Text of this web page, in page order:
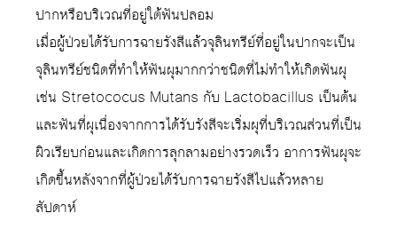
ปากหรือบริเวณที่อยู่ใต้ฟันปลอม
เมื่อผู้ป่วยได้รับการฉายรังสีแล้วจุลินทรีย์ที่อยู่ในปากจะเป็น
จุลินทรีย์ชนิดที่ทำให้ฟันผุมากกว่าชนิดที่ไม่ทำให้เกิดฟันผุ
เช่น Stretococus Mutans กับ Lactobacillus เป็นต้น
และฟันที่ผุเนื่องจากการได้รับรังสีจะเริ่มผุที่บริเวณส่วนที่เป็น
ผิวเรียบก่อนและเกิดการลุกลามอย่างรวดเร็ว อาการฟันผุจะ
เกิดขึ้นหลังจากที่ผู้ป่วยได้รับการฉายรังสีไปแล้วหลาย
สัปดาห์